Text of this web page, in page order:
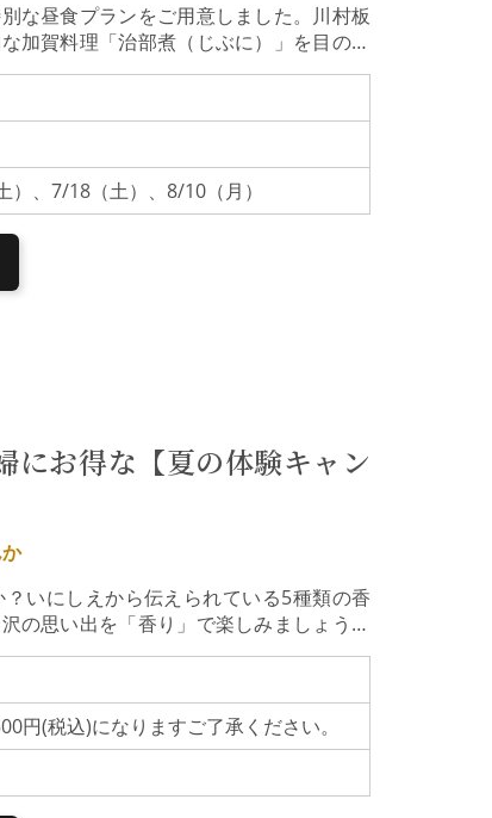
な昼食プランをご用意しました。川村板
加賀料理「治部煮（じぶに）」を目の前
ください。器、しつらえ、おもてなし。
きをお届けします。【つば甚】1752年、
や芥川龍之介、三島由紀夫ら文人墨客に
築と伝統工芸の器、犀川を望む静かな景
な「文化体験」そのものです。【特別企
）板長 1969年金沢市生まれ。平成元年
調理し、専用の「治部椀」へ盛り付けま
練された、金沢が誇る伝統的な食文化で
皿ひとさらでお愉しみください。当日の
お食事 ｜13:30 解散
、7/18（土）、8/10（月）
か
いにしえから伝えられている5種類の香
の思い出を「香り」で楽しみましょう。
す。［特典］＊ご家族・ご夫婦の方々を
様限定期間は 7月4日（土）～8月23
円(税込)になりますご了承ください。